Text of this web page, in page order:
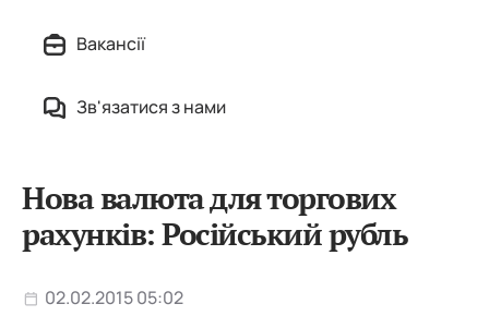
Вакансії
Зв'язатися з нами
Нова валюта для торгових
рахунків: Російський рубль
02.02.2015 05:02